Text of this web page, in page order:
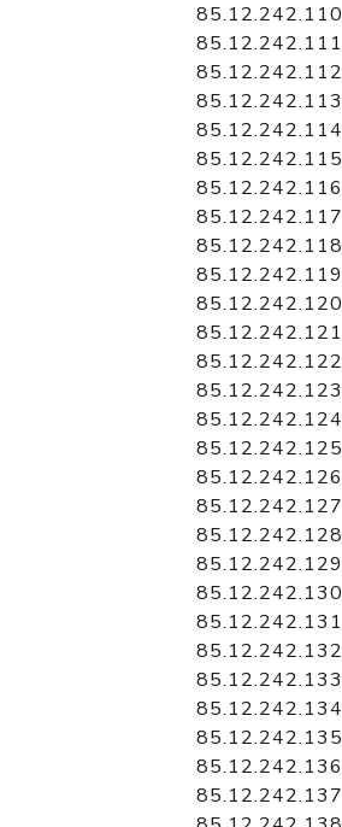
85.12.242.110
85.12.242.111
85.12.242.112
85.12.242.113
85.12.242.114
85.12.242.115
85.12.242.116
85.12.242.117
85.12.242.118
85.12.242.119
85.12.242.120
85.12.242.121
85.12.242.122
85.12.242.123
85.12.242.124
85.12.242.125
85.12.242.126
85.12.242.127
85.12.242.128
85.12.242.129
85.12.242.130
85.12.242.131
85.12.242.132
85.12.242.133
85.12.242.134
85.12.242.135
85.12.242.136
85.12.242.137